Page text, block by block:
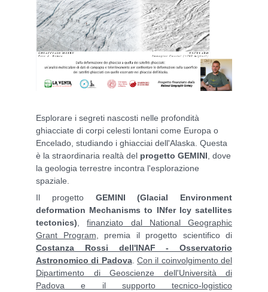
Esplorare i segreti nascosti nelle profondità
ghiacciate di corpi celesti lontani come Europa o
Encelado, studiando i ghiacciai dell'Alaska. Questa
è la straordinaria realtà del progetto GEMINI , dove
la geologia terrestre incontra l'esplorazione
spaziale.
Il progetto GEMINI (Glacial Environment
deformation Mechanisms to INfer Icy satellites
tectonics) ,finanziato dal National Geographic
Grant Program , premia il progetto scientifico di
Costanza Rossi dell'INAF - Osservatorio
Astronomico di Padova.Con il coinvolgimento del
Dipartimento di Geoscienze dell'Università di
Padova e il supporto tecnico-logistico